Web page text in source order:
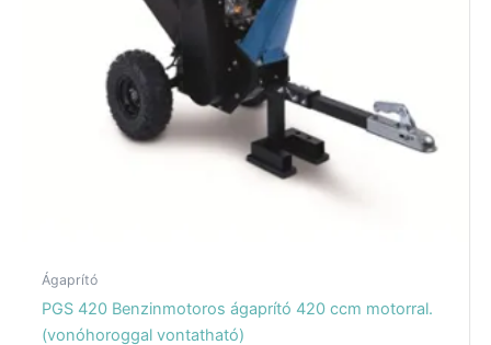
Ágaprító
PGS 420 Benzinmotoros ágaprító 420 ccm motorral.
(vonóhoroggal vontatható)